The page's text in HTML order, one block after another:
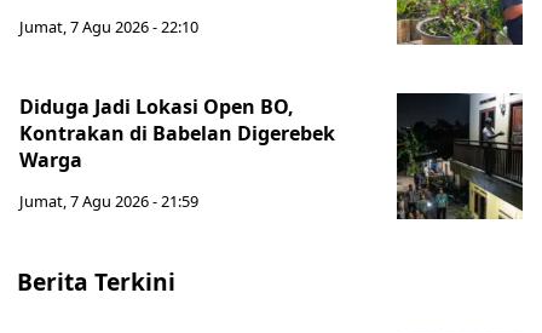
Jumat, 7 Agu 2026 - 22:10
Diduga Jadi Lokasi Open BO,
Kontrakan di Babelan Digerebek
Warga
Jumat, 7 Agu 2026 - 21:59
Berita Terkini